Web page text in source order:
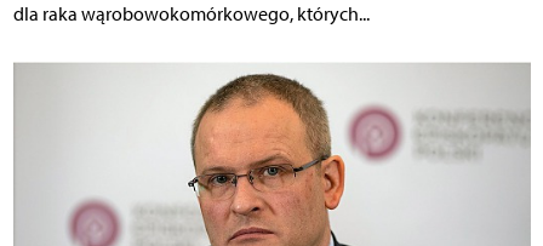
dla raka wąrobowokomórkowego, których...